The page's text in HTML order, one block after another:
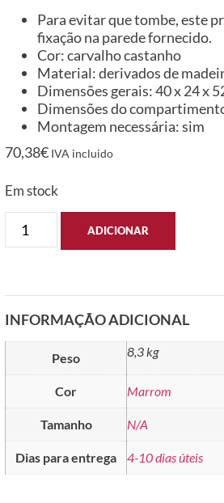
Para evitar que tombe, este
fixação na parede fornecido.
Cor: carvalho castanho
Material: derivados de
Dimensões gerais: 40 x 24 x
Dimensões do
Montagem necessária: sim
70,38€ IVA incluido
Em stock
ADICIONAR
INFORMAÇÃO ADICIONAL
Peso 8,3 kg
Cor Marrom
Tamanho N/A
Dias para entrega 4-10 dias úteis